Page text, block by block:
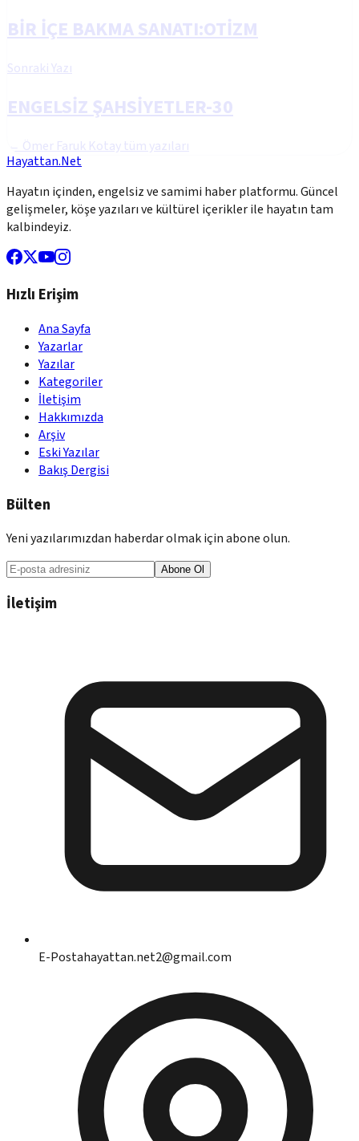
BİR İÇE BAKMA SANATI:OTİZM
Sonraki Yazı
ENGELSİZ ŞAHSİYETLER-30
← Ömer Faruk Kotaytüm yazıları
Hayattan.Net
Hayatın içinden, engelsiz ve samimi haber platformu. Güncel
gelişmeler, köşe yazıları ve kültürel içerikler ile hayatın tam
kalbindeyiz.
Hızlı Erişim
Ana Sayfa
Yazarlar
Yazılar
Kategoriler
İletişim
Hakkımızda
Arşiv
Eski Yazılar
Bakış Dergisi
Bülten
Yeni yazılarımızdan haberdar olmak için abone olun.
Abone Ol
İletişim
E-Postahayattan.net2@gmail.com